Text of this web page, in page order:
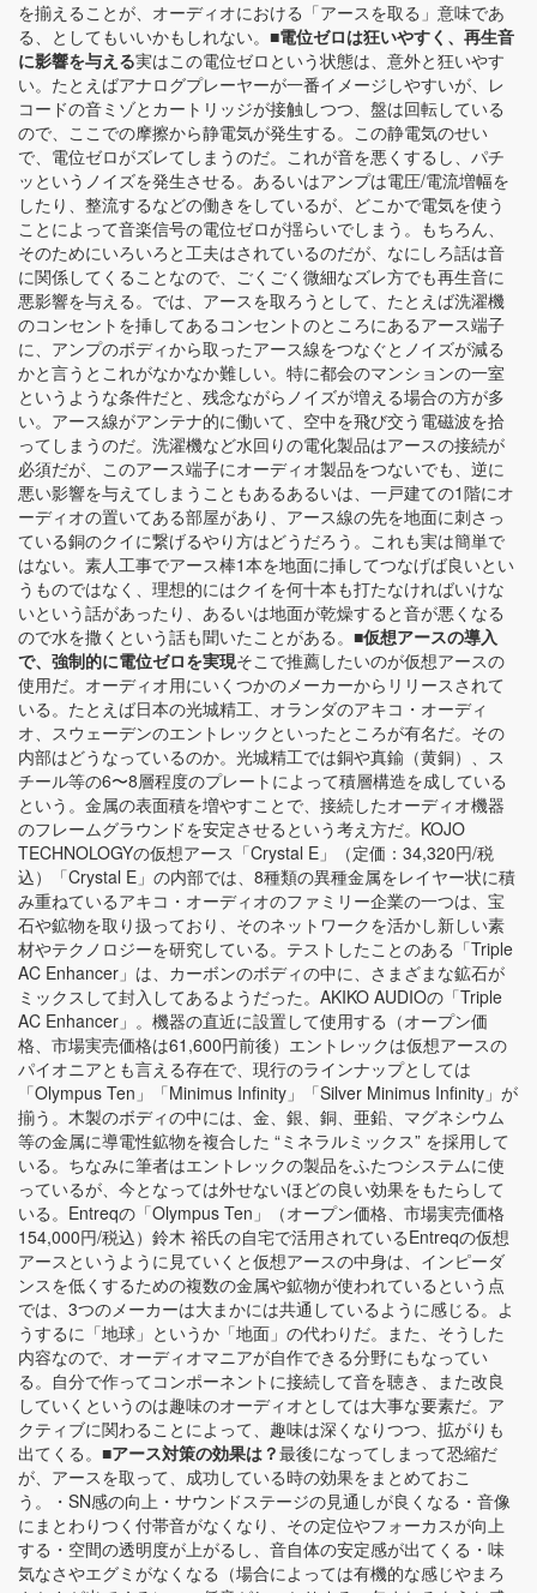
を揃えることが、オーディオにおける「アースを取る」意味であ
る、としてもいいかもしれない。 ■電位ゼロは狂いやすく、再生音
に影響を与える実はこの電位ゼロという状態は、意外と狂いやす
い。たとえばアナログプレーヤーが一番イメージしやすいが、レ
コードの音ミゾとカートリッジが接触しつつ、盤は回転している
ので、ここでの摩擦から静電気が発生する。この静電気のせい
で、電位ゼロがズレてしまうのだ。これが音を悪くするし、パチ
ッというノイズを発生させる。あるいはアンプは電圧/電流増幅を
したり、整流するなどの働きをしているが、どこかで電気を使う
ことによって音楽信号の電位ゼロが揺らいでしまう。もちろん、
そのためにいろいろと工夫はされているのだが、なにしろ話は音
に関係してくることなので、ごくごく微細なズレ方でも再生音に
悪影響を与える。では、アースを取ろうとして、たとえば洗濯機
のコンセントを挿してあるコンセントのところにあるアース端子
に、アンプのボディから取ったアース線をつなぐとノイズが減る
かと言うとこれがなかなか難しい。特に都会のマンションの一室
というような条件だと、残念ながらノイズが増える場合の方が多
い。アース線がアンテナ的に働いて、空中を飛び交う電磁波を拾
ってしまうのだ。洗濯機など水回りの電化製品はアースの接続が
必須だが、このアース端子にオーディオ製品をつないでも、逆に
悪い影響を与えてしまうこともあるあるいは、一戸建ての1階にオ
ーディオの置いてある部屋があり、アース線の先を地面に刺さっ
ている銅のクイに繋げるやり方はどうだろう。これも実は簡単で
はない。素人工事でアース棒1本を地面に挿してつなげば良いとい
うものではなく、理想的にはクイを何十本も打たなければいけな
いという話があったり、あるいは地面が乾燥すると音が悪くなる
ので水を撒くという話も聞いたことがある。 ■仮想アースの導入
で、強制的に電位ゼロを実現そこで推薦したいのが仮想アースの
使用だ。オーディオ用にいくつかのメーカーからリリースされて
いる。たとえば日本の光城精工、オランダのアキコ・オーディ
オ、スウェーデンのエントレックといったところが有名だ。その
内部はどうなっているのか。光城精工では銅や真鍮（黄銅）、ス
チール等の6〜8層程度のプレートによって積層構造を成している
という。金属の表面積を増やすことで、接続したオーディオ機器
のフレームグラウンドを安定させるという考え方だ。KOJO
TECHNOLOGYの仮想アース「Crystal E」（定価：34,320円/税
込）「Crystal E」の内部では、8種類の異種金属をレイヤー状に積
み重ねているアキコ・オーディオのファミリー企業の一つは、宝
石や鉱物を取り扱っており、そのネットワークを活かし新しい素
材やテクノロジーを研究している。テストしたことのある「Triple
AC Enhancer」は、カーボンのボディの中に、さまざまな鉱石が
ミックスして封入してあるようだった。AKIKO AUDIOの「Triple
AC Enhancer」。機器の直近に設置して使用する（オープン価
格、市場実売価格は61,600円前後）エントレックは仮想アースの
パイオニアとも言える存在で、現行のラインナップとしては
「Olympus Ten」「Minimus Infinity」「Silver Minimus Infinity」が
揃う。木製のボディの中には、金、銀、銅、亜鉛、マグネシウム
等の金属に導電性鉱物を複合した “ミネラルミックス” を採用して
いる。ちなみに筆者はエントレックの製品をふたつシステムに使
っているが、今となっては外せないほどの良い効果をもたらして
いる。Entreqの「Olympus Ten」（オープン価格、市場実売価格
154,000円/税込）鈴木 裕氏の自宅で活用されているEntreqの仮想
アースというように見ていくと仮想アースの中身は、インピーダ
ンスを低くするための複数の金属や鉱物が使われているという点
では、3つのメーカーは大まかには共通しているように感じる。よ
うするに「地球」というか「地面」の代わりだ。また、そうした
内容なので、オーディオマニアが自作できる分野にもなってい
る。自分で作ってコンポーネントに接続して音を聴き、また改良
していくというのは趣味のオーディオとしては大事な要素だ。ア
クティブに関わることによって、趣味は深くなりつつ、拡がりも
出てくる。 ■アース対策の効果は？最後になってしまって恐縮だ
が、アースを取って、成功している時の効果をまとめておこ
う。・SN感の向上・サウンドステージの見通しが良くなる・音像
にまとわりつく付帯音がなくなり、その定位やフォーカスが向上
する・空間の透明度が上がるし、音自体の安定感が出てくる・味
気なさやエグミがなくなる（場合によっては有機的な感じやまろ